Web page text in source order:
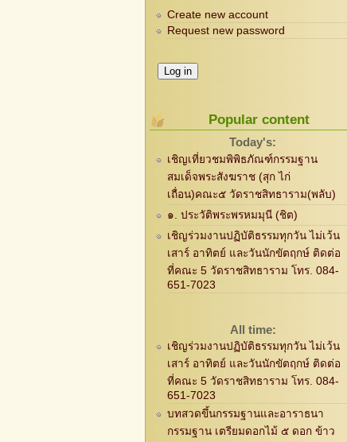
Create new account
Request new password
Popular content
Today's:
เชิญเที่ยวชมพิพิธภัณฑ์กรรมฐาน
สมเด็จพระสังฆราช (สุก ไก่
เถื่อน)คณะ๕ วัดราชสิทธาราม(พลับ)
๑. ประวัติพระพรหมมุนี (ชิต)
เชิญร่วมงานปฏิบัติธรรมทุกวัน ไม่เว้น
เสาร์ อาทิตย์ และวันนักขัตฤกษ์ ติดต่อ
ที่คณะ 5 วัดราชสิทธาราม โทร. 084-
651-7023
All time:
เชิญร่วมงานปฏิบัติธรรมทุกวัน ไม่เว้น
เสาร์ อาทิตย์ และวันนักขัตฤกษ์ ติดต่อ
ที่คณะ 5 วัดราชสิทธาราม โทร. 084-
651-7023
บทสวดขึ้นกรรมฐานและอาราธนา
กรรมฐาน เตรียมดอกไม้ ๕ ดอก ข้าว